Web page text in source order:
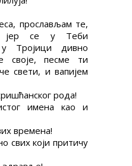
прослављам те,
јер се у Теби
Тројици дивно
своје, песме ти
свети, и вапијем
рода!
имена као и
времена!
свих који притичу